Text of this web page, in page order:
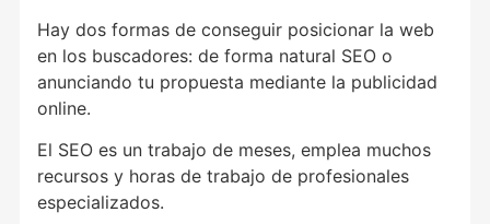
Hay dos formas de conseguir posicionar la web
en los buscadores: de forma natural SEO o
anunciando tu propuesta mediante la publicidad
online.
El SEO es un trabajo de meses, emplea muchos
recursos y horas de trabajo de profesionales
especializados.